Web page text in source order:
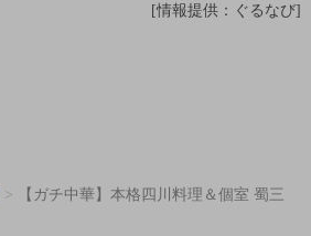
[情報提供：ぐるなび]
【ガチ中華】本格四川料理＆個室 蜀三